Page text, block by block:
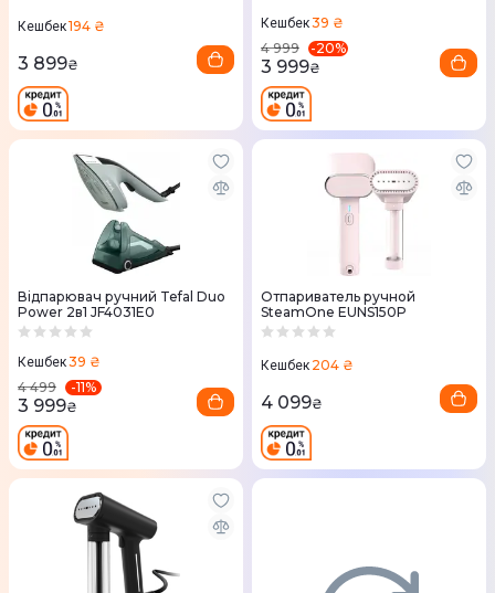
Кешбек194 ₴
3 899₴
Кешбек39 ₴
4 999
-20%
3 999₴
Відпарювач ручний Tefal Duo
Power 2в1 JF4031E0
Кешбек39 ₴
4 499
-11%
3 999₴
Отпариватель ручной
SteamOne EUNS150P
Кешбек 204 ₴
4 099₴